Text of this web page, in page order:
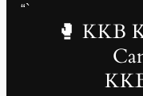
“`
🥊 KKB